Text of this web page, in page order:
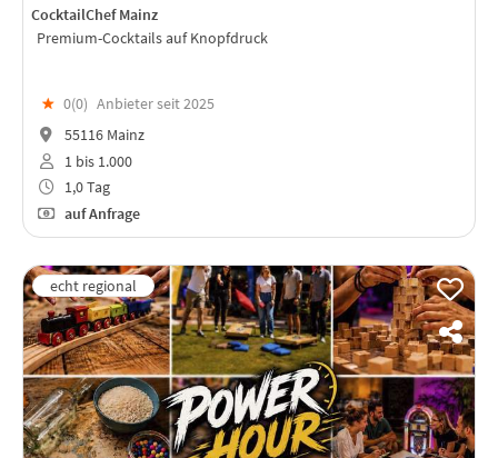
CocktailChef Mainz
Premium-Cocktails auf Knopfdruck
★ 0(0) Anbieter seit 2025
55116 Mainz
1 bis 1.000
1,0 Tag
auf Anfrage